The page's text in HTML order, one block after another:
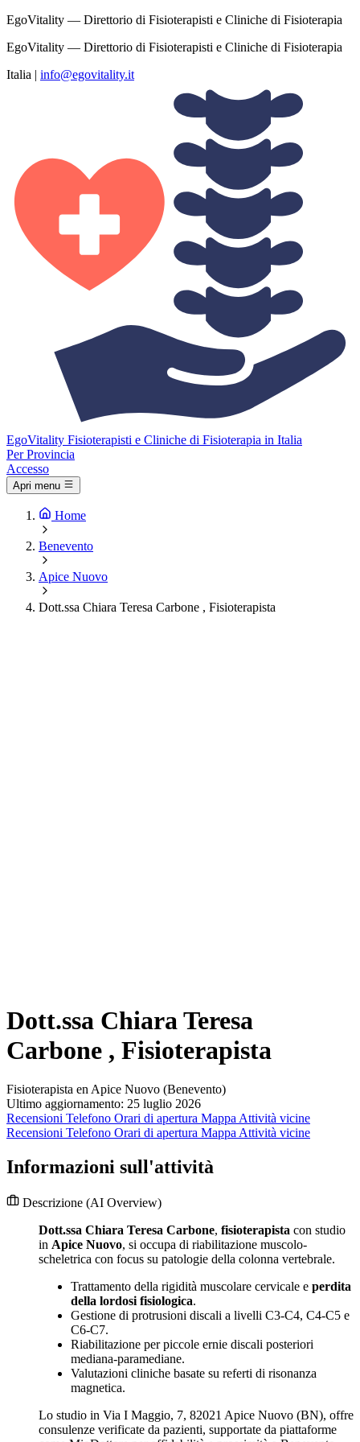
EgoVitality — Direttorio di Fisioterapisti e Cliniche di Fisioterapia
EgoVitality — Direttorio di Fisioterapisti e Cliniche di Fisioterapia
Italia | info@egovitality.it
EgoVitality Fisioterapisti e Cliniche di Fisioterapia in Italia
Per Provincia
Accesso
Apri menu
Home
Benevento
Apice Nuovo
Dott.ssa Chiara Teresa Carbone , Fisioterapista
Dott.ssa Chiara Teresa
Carbone , Fisioterapista
Fisioterapista en Apice Nuovo (Benevento)
Ultimo aggiornamento: 25 luglio 2026
Recensioni Telefono Orari di apertura Mappa Attività vicine
Recensioni Telefono Orari di apertura Mappa Attività vicine
Informazioni sull'attività
Descrizione (AI Overview)
Dott.ssa Chiara Teresa Carbone, fisioterapista con studio
in Apice Nuovo, si occupa di riabilitazione muscolo-
scheletrica con focus su patologie della colonna vertebrale.
Trattamento della rigidità muscolare cervicale e perdita
della lordosi fisiologica.
Gestione di protrusioni discali a livelli C3-C4, C4-C5 e
C6-C7.
Riabilitazione per piccole ernie discali posteriori
mediana-paramediane.
Valutazioni cliniche basate su referti di risonanza
magnetica.
Lo studio in Via I Maggio, 7, 82021 Apice Nuovo (BN), offre
consulenze verificate da pazienti, supportate da piattaforme